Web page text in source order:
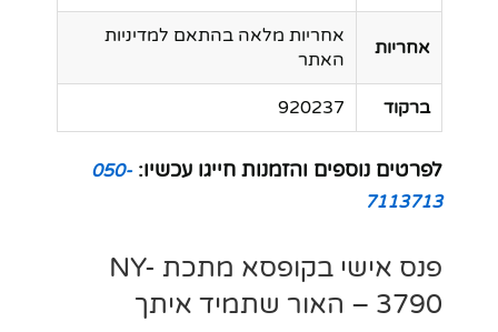
אחריות
אחריות מלאה בהתאם למדיניות
האתר
ברקוד 920237
לפרטים נוספים והזמנות חייגו עכשיו: 050-
7113713
פנס אישי בקופסא מתכת NY-
3790 – האור שתמיד איתך